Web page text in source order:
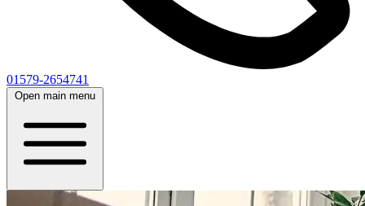
01579-2654741
Open main menu